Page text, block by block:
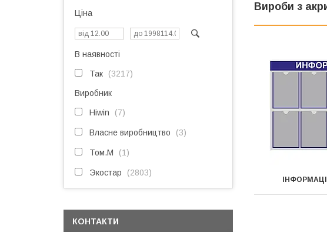
Вироби з
Ціна
В наявності
Так 3217
Виробник
Hiwin 7
Власне виробництво 3
Том.М 1
Экостар 2803
КОНТАКТИ